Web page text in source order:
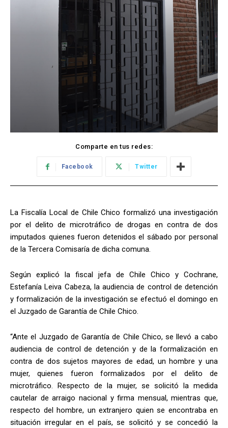
Comparte en tus redes:
Facebook Twitter
La Fiscalía Local de Chile Chico formalizó una investigación
por el delito de microtráfico de drogas en contra de dos
imputados quienes fueron detenidos el sábado por personal
de la Tercera Comisaría de dicha comuna.
Según explicó la fiscal jefa de Chile Chico y Cochrane,
Estefanía Leiva Cabeza, la audiencia de control de detención
y formalización de la investigación se efectuó el domingo en
el Juzgado de Garantía de Chile Chico.
“Ante el Juzgado de Garantía de Chile Chico, se llevó a cabo
audiencia de control de detención y de la formalización en
contra de dos sujetos mayores de edad, un hombre y una
mujer, quienes fueron formalizados por el delito de
microtráfico. Respecto de la mujer, se solicitó la medida
cautelar de arraigo nacional y firma mensual, mientras que,
respecto del hombre, un extranjero quien se encontraba en
situación irregular en el país, se solicitó y se concedió la